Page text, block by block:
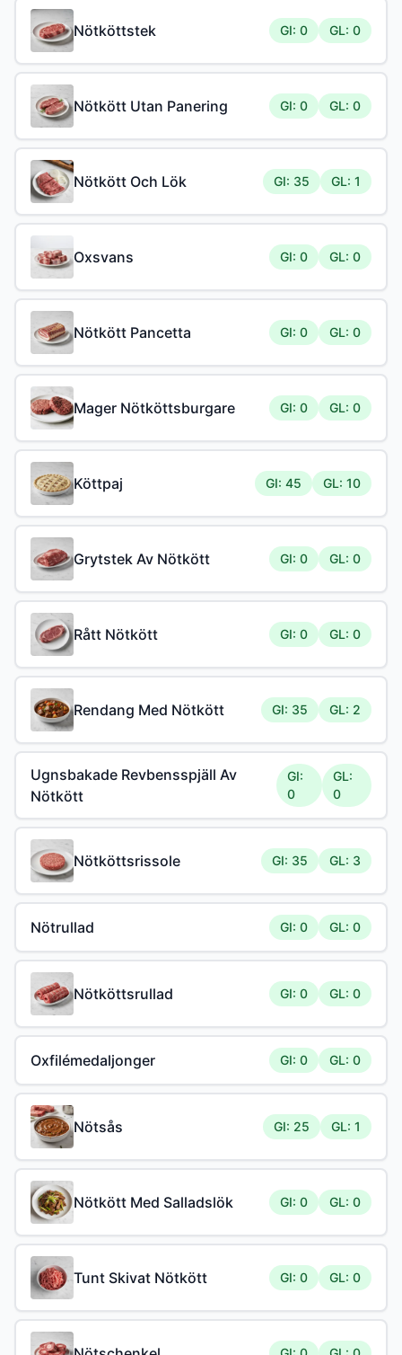
Nötköttstek GI: 0 GL: 0
Nötkött Utan Panering GI: 0 GL: 0
Nötkött Och Lök GI: 35 GL: 1
Oxsvans GI: 0 GL: 0
Nötkött Pancetta GI: 0 GL: 0
Mager Nötköttsburgare GI: 0 GL: 0
Köttpaj GI: 45 GL: 10
Grytstek Av Nötkött GI: 0 GL: 0
Rått Nötkött GI: 0 GL: 0
Rendang Med Nötkött GI: 35 GL: 2
Ugnsbakade Revbensspjäll Av
Nötkött
GI:
0
GL:
0
Nötköttsrissole GI: 35 GL: 3
Nötrullad GI: 0 GL: 0
Nötköttsrullad GI: 0 GL: 0
Oxfilémedaljonger GI: 0 GL: 0
Nötsås GI: 25 GL: 1
Nötkött Med Salladslök GI: 0 GL: 0
Tunt Skivat Nötkött GI: 0 GL: 0